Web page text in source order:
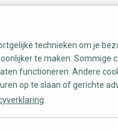
technieken om je
te maken. Sommige
functioneren. Andere
op te slaan of gerichte